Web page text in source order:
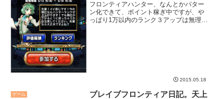
フロンティアハンター、なんとかパター
ン化できて、ポイント稼ぎ中ですが、や
っぱり1万以内のランク３アップは無理っ
2015.05.18
ゲーム
ブレイブフロンティア日記。天上